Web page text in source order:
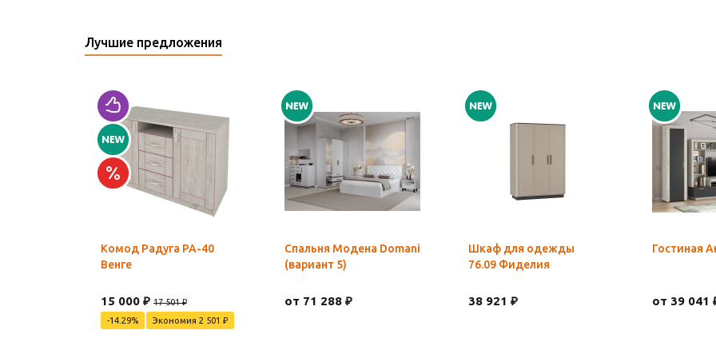
Лучшие предложения
Комод Радуга РА-40
Венге
15 000 ₽ 17 501 ₽
-14.29%
Экономия 2 501 ₽
Спальня Модена Domani
(вариант 5)
от 71 288 ₽
Шкаф для одежды
76.09 Фиделия
38 921 ₽
Гостиная
от 39 041